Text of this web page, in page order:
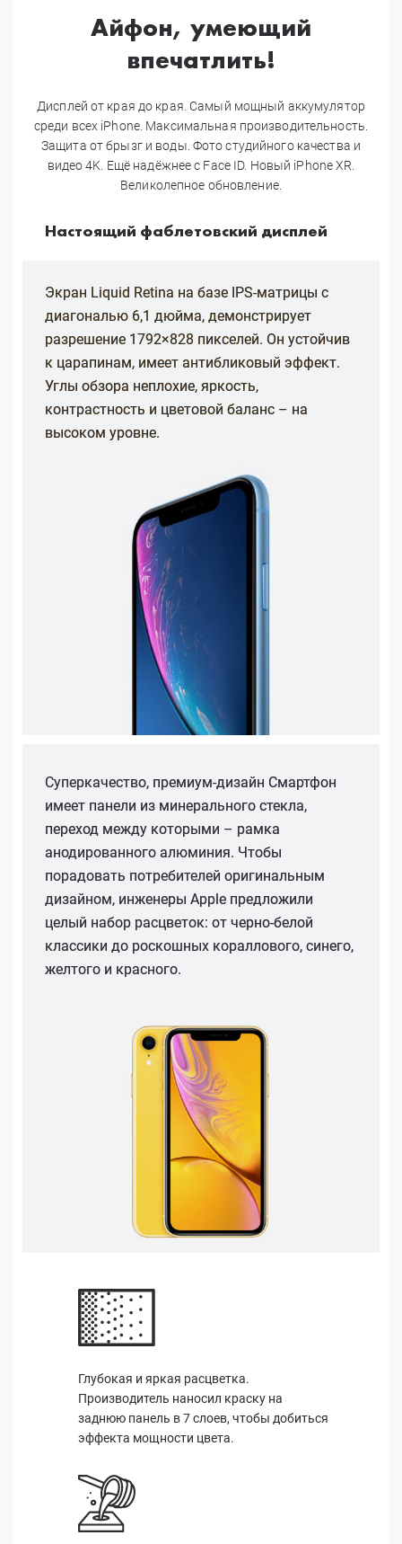
Айфон, умеющий
впечатлить!
Дисплей от края до края. Самый мощный аккумулятор
среди всех iPhone. Максимальная производительность.
Защита от брызг и воды. Фото студийного качества и
видео 4K. Ещё надёжнее с Face ID. Новый iPhone XR.
Великолепное обновление.
Настоящий фаблетовский дисплей
Экран Liquid Retina на базе IPS-матрицы с
диагональю 6,1 дюйма, демонстрирует
разрешение 1792×828 пикселей. Он устойчив
к царапинам, имеет антибликовый эффект.
Углы обзора неплохие, яркость,
контрастность и цветовой баланс – на
высоком уровне.
Суперкачество, премиум-дизайн Смартфон
имеет панели из минерального стекла,
переход между которыми – рамка
анодированного алюминия. Чтобы
порадовать потребителей оригинальным
дизайном, инженеры Apple предложили
целый набор расцветок: от черно-белой
классики до роскошных кораллового, синего,
желтого и красного.
Глубокая и яркая расцветка.
Производитель наносил краску на
заднюю панель в 7 слоев, чтобы добиться
эффекта мощности цвета.